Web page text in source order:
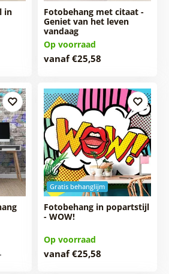
in
Fotobehang met citaat -
Geniet van het leven
vandaag
Op voorraad
vanaf €25,58
Gratis behanglijm
Fotobehang in popartstijl
- WOW!
Op voorraad
vanaf €25,58